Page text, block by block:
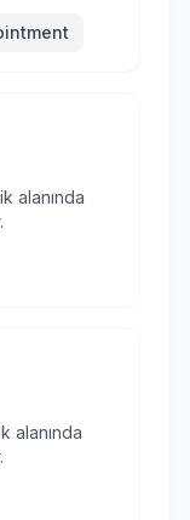
alanında
alanında